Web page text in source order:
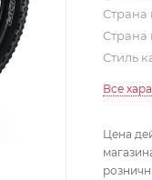
Страна
Страна
Стиль
Все
Цена